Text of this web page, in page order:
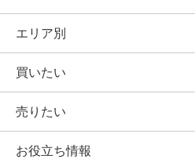
探
購入向け
サービス
住宅ロー
レーショ
サービス
住まいと
暮らしの
税金の本
ド
エリア別
買いたい
売りたい
お役立ち情報